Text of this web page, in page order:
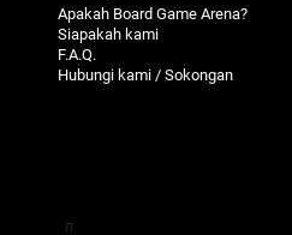
Apakah Board Game Arena?
Siapakah kami
F.A.Q.
Hubungi kami / Sokongan
π